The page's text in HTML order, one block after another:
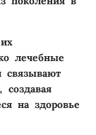
лечебные
на здоровье